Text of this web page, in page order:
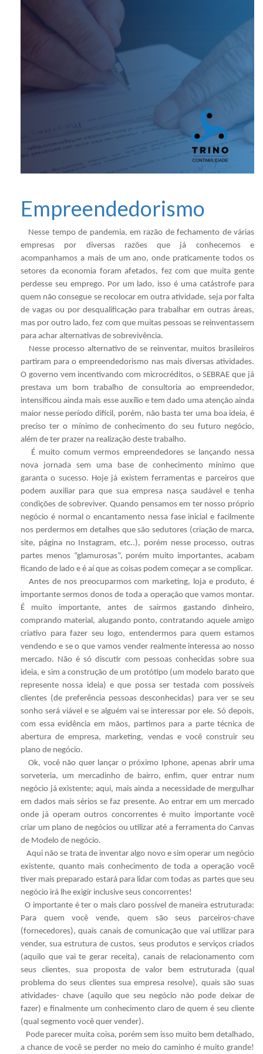
Empreendedorismo
Nesse tempo de pandemia, em razão de fechamento de várias
empresas por diversas razões que já conhecemos e
acompanhamos a mais de um ano, onde praticamente todos os
setores da economia foram afetados, fez com que muita gente
perdesse seu emprego. Por um lado, isso é uma catástrofe para
quem não consegue se recolocar em outra atividade, seja por falta
de vagas ou por desqualificação para trabalhar em outras áreas,
mas por outro lado, fez com que muitas pessoas se reinventassem
para achar alternativas de sobrevivência.
Nesse processo alternativo de se reinventar, muitos brasileiros
partiram para o empreendedorismo nas mais diversas atividades.
O governo vem incentivando com microcréditos, o SEBRAE que já
prestava um bom trabalho de consultoria ao empreendedor,
intensificou ainda mais esse auxílio e tem dado uma atenção ainda
maior nesse período difícil, porém, não basta ter uma boa ideia, é
preciso ter o mínimo de conhecimento do seu futuro negócio,
além de ter prazer na realização deste trabalho.
É muito comum vermos empreendedores se lançando nessa
nova jornada sem uma base de conhecimento mínimo que
garanta o sucesso. Hoje já existem ferramentas e parceiros que
podem auxiliar para que sua empresa nasça saudável e tenha
condições de sobreviver. Quando pensamos em ter nosso próprio
negócio é normal o encantamento nessa fase inicial e facilmente
nos perdermos em detalhes que são sedutores (criação de marca,
site, página no Instagram, etc..), porém nesse processo, outras
partes menos “glamurosas”, porém muito importantes, acabam
ficando de lado e é aí que as coisas podem começar a se complicar.
Antes de nos preocuparmos com marketing, loja e produto, é
importante sermos donos de toda a operação que vamos montar.
É muito importante, antes de sairmos gastando dinheiro,
comprando material, alugando ponto, contratando aquele amigo
criativo para fazer seu logo, entendermos para quem estamos
vendendo e se o que vamos vender realmente interessa ao nosso
mercado. Não é só discutir com pessoas conhecidas sobre sua
ideia, e sim a construção de um protótipo (um modelo barato que
represente nossa ideia) e que possa ser testada com possíveis
clientes (de preferência pessoas desconhecidas) para ver se seu
sonho será viável e se alguém vai se interessar por ele. Só depois,
com essa evidência em mãos, partimos para a parte técnica de
abertura de empresa, marketing, vendas e você construir seu
plano de negócio.
Ok, você não quer lançar o próximo Iphone, apenas abrir uma
sorveteria, um mercadinho de bairro, enfim, quer entrar num
negócio já existente; aqui, mais ainda a necessidade de mergulhar
em dados mais sérios se faz presente. Ao entrar em um mercado
onde já operam outros concorrentes é muito importante você
criar um plano de negócios ou utilizar até a ferramenta do Canvas
de Modelo de negócio.
Aqui não se trata de inventar algo novo e sim operar um negócio
existente, quanto mais conhecimento de toda a operação você
tiver mais preparado estará para lidar com todas as partes que seu
negócio irá lhe exigir inclusive seus concorrentes!
O importante é ter o mais claro possível de maneira estruturada:
Para quem você vende, quem são seus parceiros-chave
(fornecedores), quais canais de comunicação que vai utilizar para
vender, sua estrutura de custos, seus produtos e serviços criados
(aquilo que vai te gerar receita), canais de relacionamento com
seus clientes, sua proposta de valor bem estruturada (qual
problema do seus clientes sua empresa resolve), quais são suas
atividades- chave (aquilo que seu negócio não pode deixar de
fazer) e finalmente um conhecimento claro de quem é seu cliente
(qual segmento você quer vender).
Pode parecer muita coisa, porém sem isso muito bem detalhado,
a chance de você se perder no meio do caminho é muito grande!